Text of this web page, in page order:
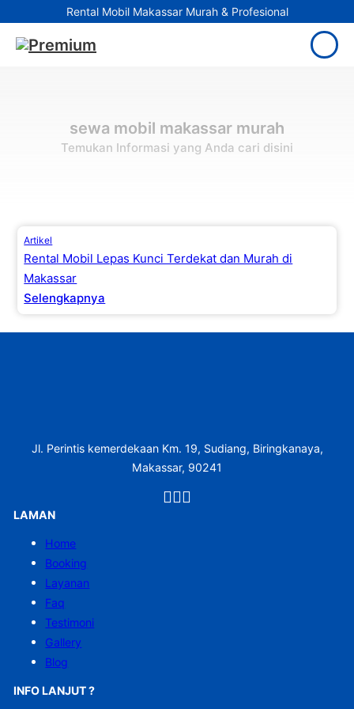
Rental Mobil Makassar Murah & Profesional
sewa mobil makassar murah
Temukan Informasi yang Anda cari disini
Artikel
Rental Mobil Lepas Kunci Terdekat dan Murah di
Makassar
Selengkapnya
Jl. Perintis kemerdekaan Km. 19, Sudiang, Biringkanaya,
Makassar, 90241
LAMAN
Home
Booking
Layanan
Faq
Testimoni
Gallery
Blog
INFO LANJUT ?